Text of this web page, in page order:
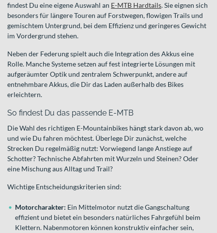
findest Du eine eigene Auswahl an E-MTB Hardtails. Sie eignen sich
besonders für längere Touren auf Forstwegen, flowigen Trails und
gemischtem Untergrund, bei dem Effizienz und geringeres Gewicht
im Vordergrund stehen.
Neben der Federung spielt auch die Integration des Akkus eine
Rolle. Manche Systeme setzen auf fest integrierte Lösungen mit
aufgeräumter Optik und zentralem Schwerpunkt, andere auf
entnehmbare Akkus, die Dir das Laden außerhalb des Bikes
erleichtern.
So findest Du das passende E-MTB
Die Wahl des richtigen E-Mountainbikes hängt stark davon ab, wo
und wie Du fahren möchtest. Überlege Dir zunächst, welche
Strecken Du regelmäßig nutzt: Vorwiegend lange Anstiege auf
Schotter? Technische Abfahrten mit Wurzeln und Steinen? Oder
eine Mischung aus Alltag und Trail?
Wichtige Entscheidungskriterien sind:
Motorcharakter: Ein Mittelmotor nutzt die Gangschaltung
effizient und bietet ein besonders natürliches Fahrgefühl beim
Klettern. Nabenmotoren können konstruktiv einfacher sein,